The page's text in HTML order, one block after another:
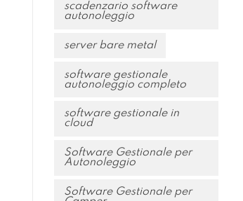
scadenzario software
autonoleggio
server bare metal
software gestionale
autonoleggio completo
software gestionale in
cloud
Software Gestionale per
Autonoleggio
Software Gestionale per